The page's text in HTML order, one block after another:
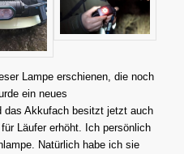
Lampe erschienen, die noch
ein neues
das Akkufach besitzt jetzt auch
Läufer erhöht. Ich persönlich
Natürlich habe ich sie